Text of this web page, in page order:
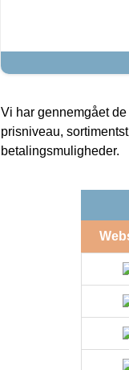
Vi har gennemgået
prisniveau,
betalingsmuligheder.